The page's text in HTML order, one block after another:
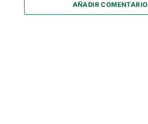
AÑADIR COMENTARIO